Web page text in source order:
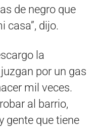
de negro que
casa”, dijo.
la
por un gas
mil veces.
al barrio,
gente que tiene